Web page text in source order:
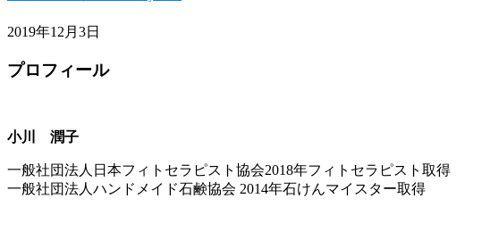
2019年12月3日
プロフィール
小川 潤子
一般社団法人日本フィトセラピスト協会2018年フィトセラピスト取得
一般社団法人ハンドメイド石鹸協会 2014年石けんマイスター取得